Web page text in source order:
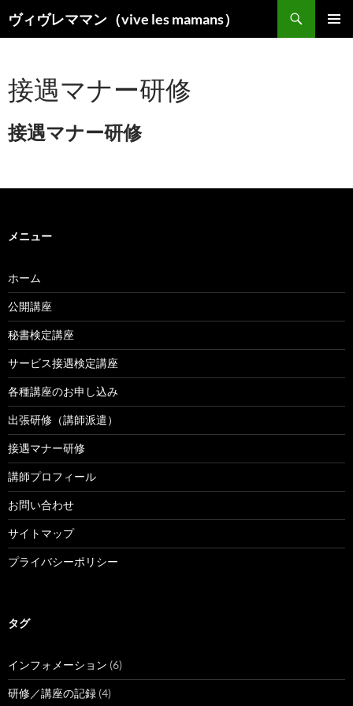
ツ
へ
ス
キ
ヴィヴレママン（vive les mamans）
索
接遇マナー研修
接遇マナー研修
メニュー
ホーム
公開講座
秘書検定講座
サービス接遇検定講座
各種講座のお申し込み
出張研修（講師派遣）
接遇マナー研修
講師プロフィール
お問い合わせ
サイトマップ
プライバシーポリシー
タグ
インフォメーション (6)
研修／講座の記録 (4)